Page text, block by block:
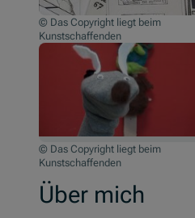
© Das Copyright liegt beim
Kunstschaffenden
© Das Copyright liegt beim
Kunstschaffenden
Über mich